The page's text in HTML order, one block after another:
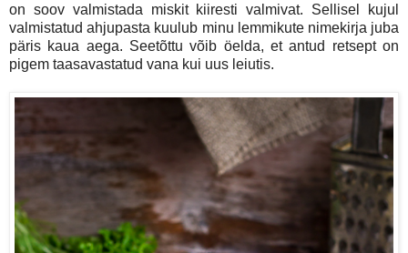
on soov valmistada miskit kiiresti valmivat. Sellisel kujul
valmistatud ahjupasta kuulub minu lemmikute nimekirja juba
päris kaua aega. Seetõttu võib öelda, et antud retsept on
pigem taasavastatud vana kui uus leiutis.